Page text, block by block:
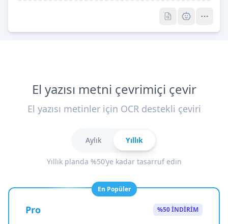
El yazısı metni çevrimiçi çevir
El yazısı metinler için OCR destekli çeviri
Aylık Yıllık
Yıllık planda %50’ye kadar tasarruf edin
En Popüler
Pro %50 İNDİRİM